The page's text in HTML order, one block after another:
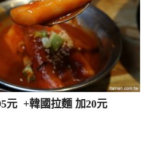
元 +韓國拉麵 加20元